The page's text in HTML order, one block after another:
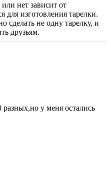
нет зависит от
для изготовления тарелки.
не одну тарелку, и
друзьям.
у меня остались